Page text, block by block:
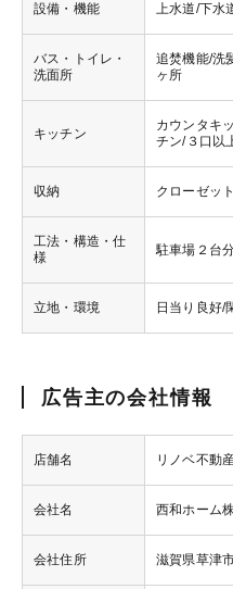
設備・機能 上水道/下水
バス・トイレ・
洗面所
追焚機能/洗
ヶ所
キッチン
カウンタキ
チン/３口以
収納 クローゼッ
工法・構造・仕
様
駐車場２台
立地・環境 日当り良好/
広告主の会社情報
店舗名 リノベ不動
会社名 西和ホーム
会社住所 滋賀県草津